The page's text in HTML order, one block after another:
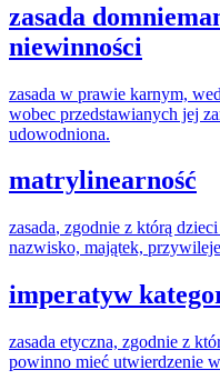
zasada
niewinności
zasada w prawie karnym,
wobec przedstawianych jej
udowodniona.
matrylinearność
zasada, zgodnie z którą
nazwisko, majątek,
imperatyw
zasada etyczna, zgodnie z
powinno mieć utwierdzenie